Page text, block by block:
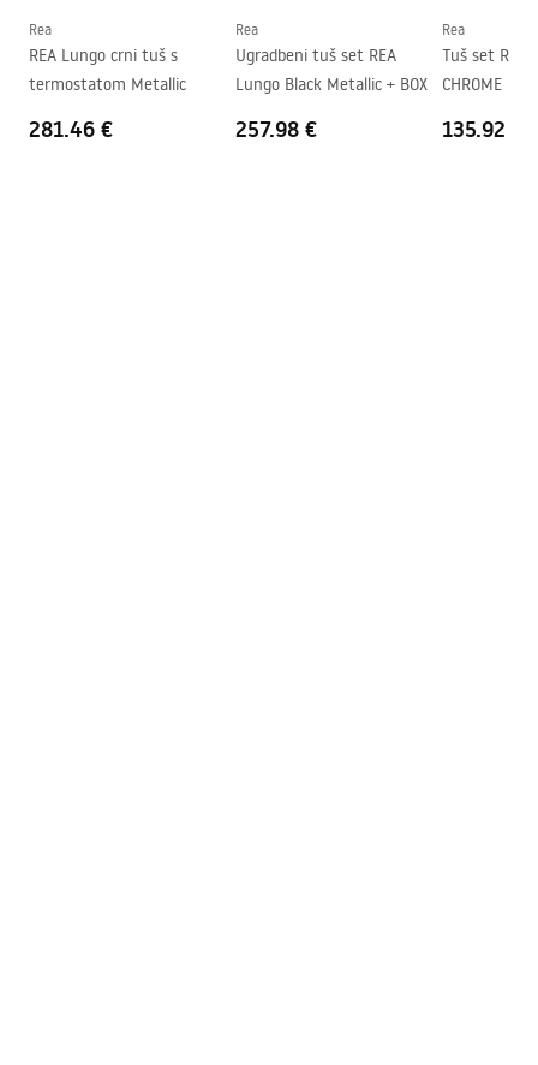
Smjer kabine
Lijevo ili desno
Jamstvo
24 mjeseca
Premaz Easy Clean
Da, na jednoj strani stakla.
Rea
REA Lungo crni tuš s
termostatom Metallic
281.46 €
Rea
Ugradbeni tuš set REA
Lungo Black Metallic + BOX
257.98 €
Rea
Tuš set REA
CHROME
135.92 €